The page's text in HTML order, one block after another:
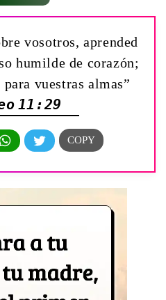
vosotros, aprended
humilde de corazón;
vuestras almas”
11:29